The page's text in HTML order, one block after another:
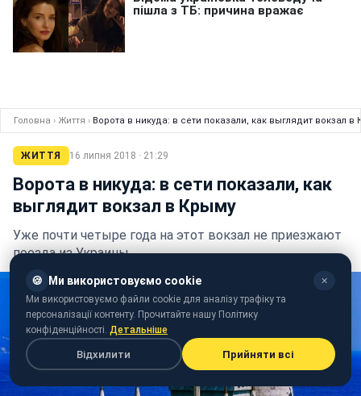
Головна › Життя › Ворота в никуда: в сети показали, как выглядит вокзал в
ЖИТТЯ 16 липня 2018 · 21:29
Ворота в никуда: в сети показали, как
выглядит вокзал в Крыму
Уже почти четыре года на этот вокзал не приезжают
поезда из Украины
🍪 Ми використовуємо cookie ✕
Ми використовуємо файли cookie для аналізу трафіку та
персоналізації контенту. Прочитайте нашу Політику
конфіденційності. Детальніше
Відхилити Прийняти всі